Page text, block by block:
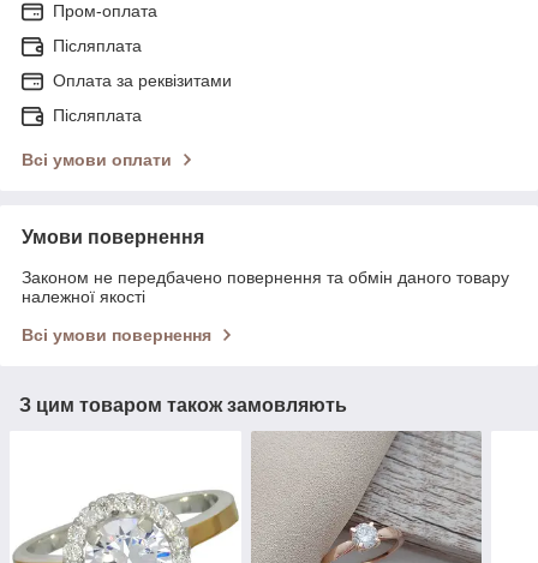
Пром-оплата
Післяплата
Оплата за реквізитами
Післяплата
Всі умови оплати
Умови повернення
Законом не передбачено повернення та обмін даного товару
належної якості
Всі умови повернення
З цим товаром також замовляють